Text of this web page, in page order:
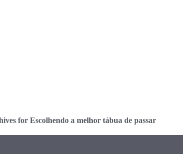
for Escolhendo a melhor tábua de passar